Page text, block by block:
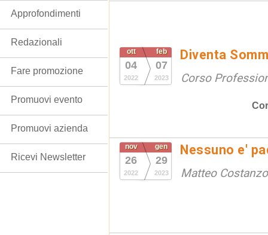
ott
04
2022
feb
07
2023
Diventa
Corso
nov
26
2022
gen
29
2023
Nessuno e'
Matteo Costanzo
Approfondimenti
Redazionali
Fare promozione
Promuovi evento
Promuovi azienda
Ricevi Newsletter